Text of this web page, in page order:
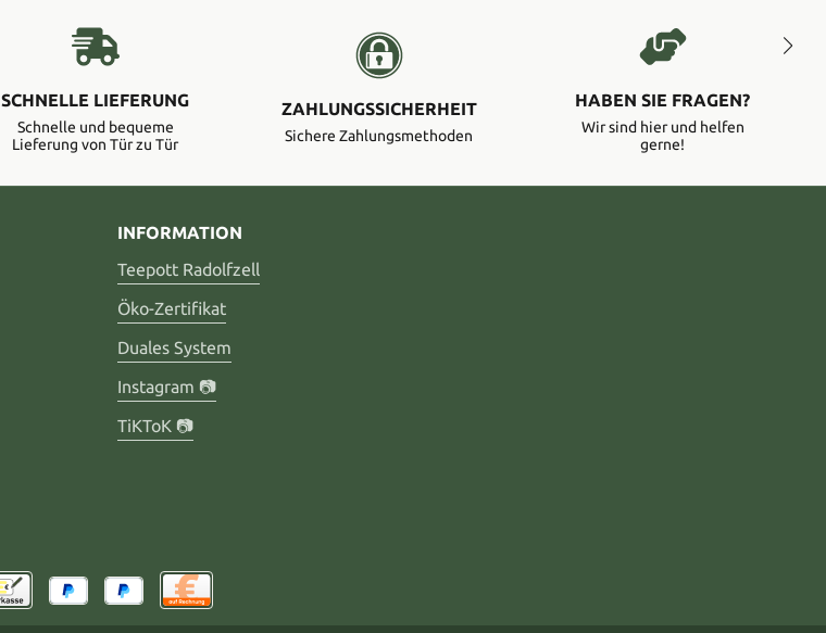
SCHNELLE LIEFERUNG
Schnelle und bequeme
Lieferung von Tür zu Tür
ZAHLUNGSSICHERHEIT
Sichere Zahlungsmethoden
HABEN SIE FRAGEN?
Wir sind hier und helfen
gerne!
INFORMATION
Teepott Radolfzell
Öko-Zertifikat
Duales System
Instagram 📷
TiKToK 📷